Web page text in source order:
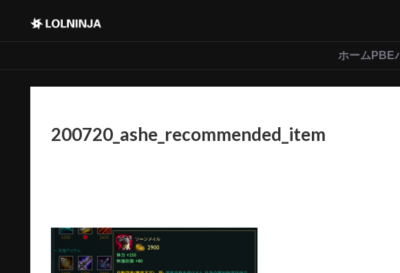
ホーム PBE
200720_ashe_recommended_item